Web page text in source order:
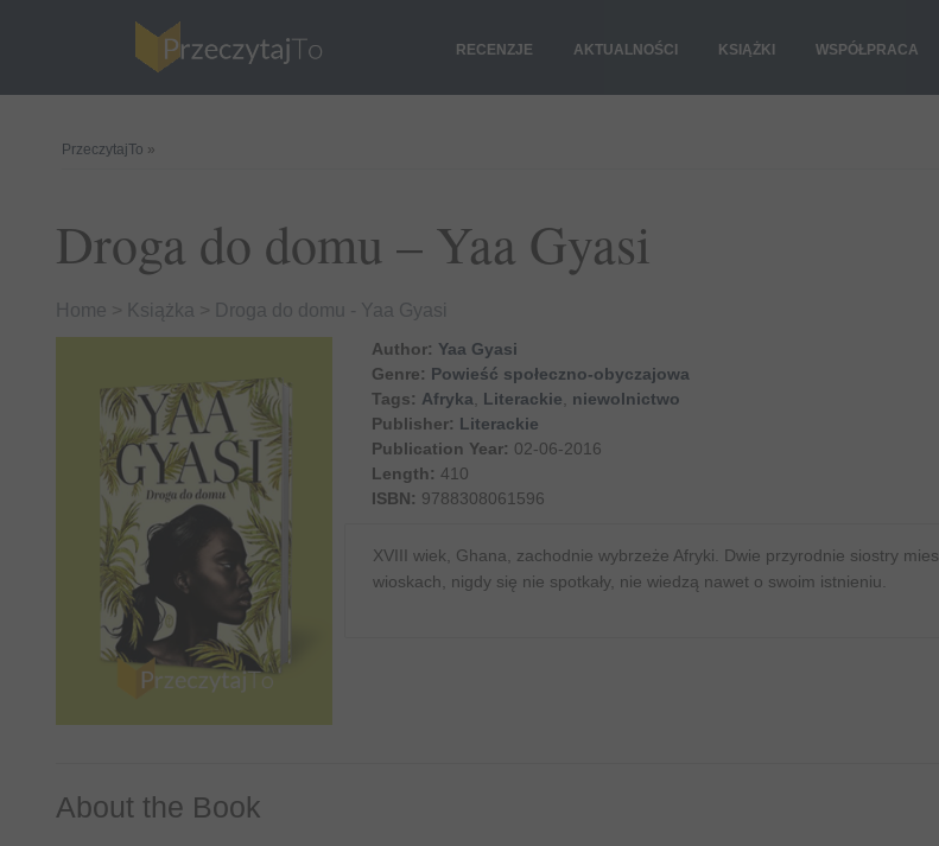
RECENZJE AKTUALNOŚCI KSIĄŻKI WSPÓŁPRACA
PrzeczytajTo »
Droga do domu – Yaa Gyasi
Home Książka Droga do domu - Yaa Gyasi
Author: Yaa Gyasi
Genre: Powieść społeczno-obyczajowa
Tags: Afryka Literackie
niewolnictwo
Publisher: Literackie
Publication Year: 02-06-2016
Length: 410
ISBN: 9788308061596
XVIII wiek, Ghana, zachodnie wybrzeże Afryki. Dwie przyrodnie siostry
wioskach, nigdy się nie spotkały, nie wiedzą nawet o swoim istnieniu.
About the Book